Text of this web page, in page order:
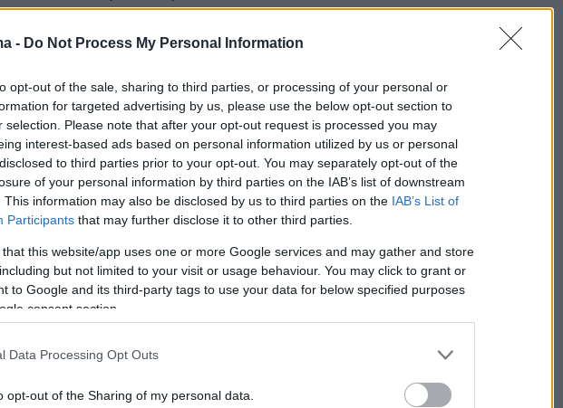
- Do Not Process My Personal Information
opt-out of the sale, sharing to third parties, or processing of your personal or
for targeted advertising by us, please use the below opt-out section to
selection. Please note that after your opt-out request is processed you may
interest-based ads based on personal information utilized by us or personal
to third parties prior to your opt-out. You may separately opt-out of the
of your personal information by third parties on the IAB’s list of downstream
This information may also be disclosed by us to third parties on the IAB’s List of
Participants that may further disclose it to other third parties.
that this website/app uses one or more Google services and may gather and store
but not limited to your visit or usage behaviour. You may click to grant or
to Google and its third-party tags to use your data for below specified purposes
consent section.
Data Processing Opt Outs
opt-out of the Sharing of my personal data.
με πλοία της γραμμής στα Σφακιά, όπου
καταγραφή τους και η προώθησή τους σε